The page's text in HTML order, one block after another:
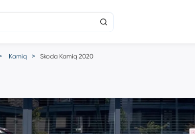
Kamiq Skoda Kamiq 2020